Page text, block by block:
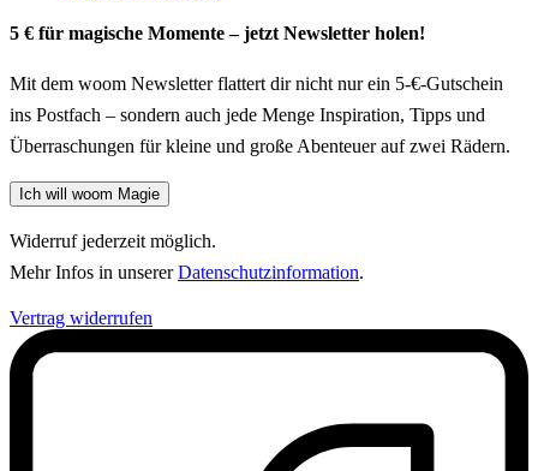
5 € für magische Momente – jetzt Newsletter holen!
Mit dem woom Newsletter flattert dir nicht nur ein 5-€-Gutschein
ins Postfach – sondern auch jede Menge Inspiration, Tipps und
Überraschungen für kleine und große Abenteuer auf zwei Rädern.
Ich will woom Magie
Widerruf jederzeit möglich.
Mehr Infos in unsererDatenschutzinformation.
Vertrag widerrufen